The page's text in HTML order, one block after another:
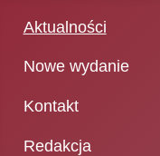
Aktualności
Nowe wydanie
Kontakt
Redakcja